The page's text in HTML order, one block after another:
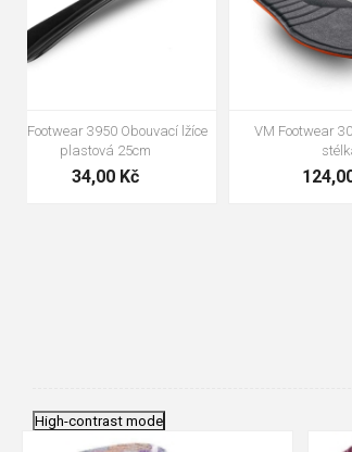
VM Footwear 3100 Tkaničky
kulaté
19,70 Kč
VM
High-contrast mode